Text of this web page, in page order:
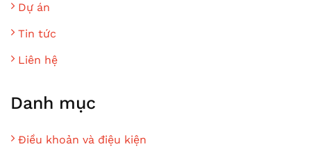
Dự án
Tin tức
Liên hệ
Danh mục
Điều khoản và điệu kiện